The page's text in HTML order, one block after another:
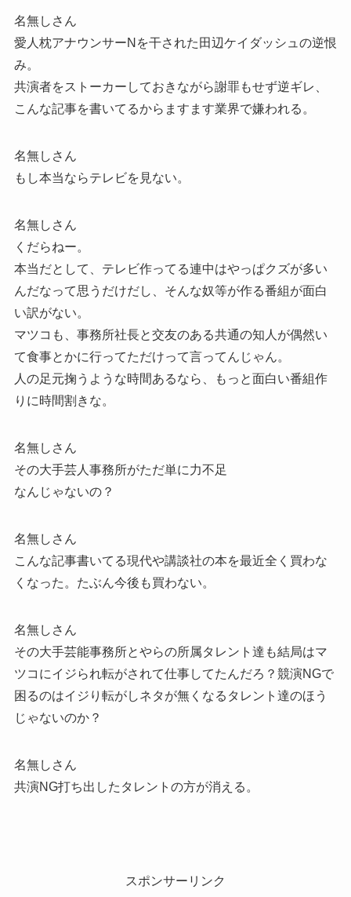
名無しさん
愛人枕アナウンサーNを干された田辺ケイダッシュの逆恨
み。
共演者をストーカーしておきながら謝罪もせず逆ギレ、
こんな記事を書いてるからますます業界で嫌われる。
名無しさん
もし本当ならテレビを見ない。
名無しさん
くだらねー。
本当だとして、テレビ作ってる連中はやっぱクズが多い
んだなって思うだけだし、そんな奴等が作る番組が面白
い訳がない。
マツコも、事務所社長と交友のある共通の知人が偶然い
て食事とかに行ってただけって言ってんじゃん。
人の足元掬うような時間あるなら、もっと面白い番組作
りに時間割きな。
名無しさん
その大手芸人事務所がただ単に力不足
なんじゃないの？
名無しさん
こんな記事書いてる現代や講談社の本を最近全く買わな
くなった。たぶん今後も買わない。
名無しさん
その大手芸能事務所とやらの所属タレント達も結局はマ
ツコにイジられ転がされて仕事してたんだろ？競演NGで
困るのはイジり転がしネタが無くなるタレント達のほう
じゃないのか？
名無しさん
共演NG打ち出したタレントの方が消える。
スポンサーリンク